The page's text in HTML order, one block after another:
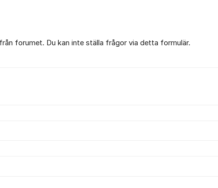
forumet. Du kan inte ställa frågor via detta formulär.